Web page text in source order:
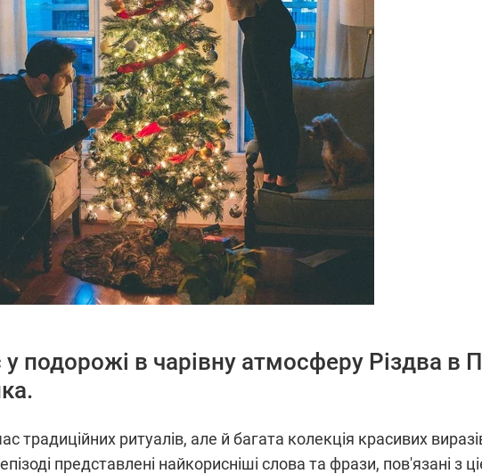
подорожі в чарівну атмосферу Різдва
традиційних ритуалів, але й багата колекція красивих
представлені найкорисніші слова та фрази, пов'язані з